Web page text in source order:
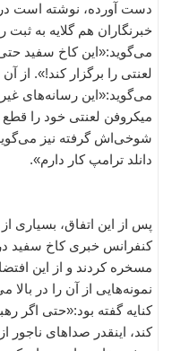
دست آورده، نوشته است
خبرنگاران هم گلایه به
می‌گوید:«این کاخ سفید
لعنتی را برگزار کند!». از
می‌گوید:«این رسانه‌های
میکروفن لعنتی خود را قطع
شوخی‌اش گرفته نیز
دانلد ترامپ کار دارم».
پس از این اتفاق، بسیاری
کنفرانس خبری کاخ سفید
مسخره کردند و از این
نمونه‌هایی از آن را در بالا
کنایه گفته بود:«حتی اگر
کند، اینقدر صداهای